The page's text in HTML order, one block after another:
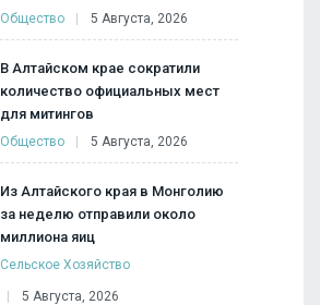
Общество 5 Августа, 2026
В Алтайском крае сократили
количество официальных мест
для митингов
Общество 5 Августа, 2026
Из Алтайского края в Монголию
за неделю отправили около
миллиона яиц
Сельское Хозяйство
5 Августа, 2026